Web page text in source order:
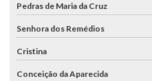
Pedras de Maria da Cruz
Senhora dos Remédios
Cristina
Conceição da Aparecida